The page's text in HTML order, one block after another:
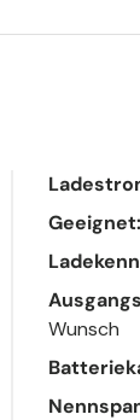
Geeignet:
Wunsch